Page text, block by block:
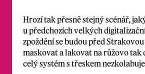
Hrozí tak přesně stejný scénář,
u předchozích velkých
zpoždění se budou před
maskovat a lakovat na růžovo tak
celý systém s třeskem